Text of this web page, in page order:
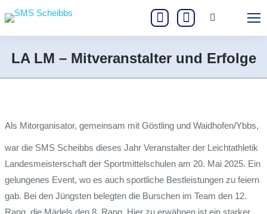
Instagram
opens
in
Facebook
opens
in
Search:
LA LM – Mitveranstalter und Erfolge
Sie befinden sich hier:
Als Mitorganisator, gemeinsam mit Göstling und Waidhofen/Ybbs,
war die SMS Scheibbs dieses Jahr Veranstalter der Leichtathletik
Landesmeisterschaft der Sportmittelschulen am 20. Mai 2025. Ein
gelungenes Event, wo es auch sportliche Bestleistungen zu feiern
gab. Bei den Jüngsten belegten die Burschen im Team den 12.
Rang, die Mädels den 8. Rang. Hier zu erwähnen ist ein starker